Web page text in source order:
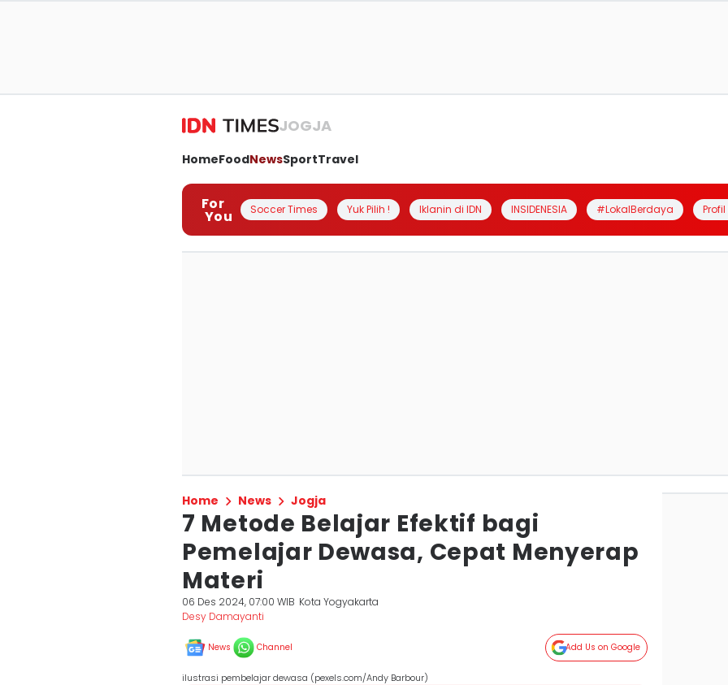
JOGJA
HomeFoodNewsSportTravel
For
You Soccer Times Yuk Pilih ! Iklanin di IDN INSIDENESIA #LokalBerdaya
Home News Jogja
7 Metode Belajar Efektif bagi
Pemelajar Dewasa, Cepat Menyerap
Materi
06 Des 2024, 07:00 WIB Kota Yogyakarta
Desy Damayanti
News Channel Add Us on Google
ilustrasi pembelajar dewasa (pexels.com/Andy Barbour)